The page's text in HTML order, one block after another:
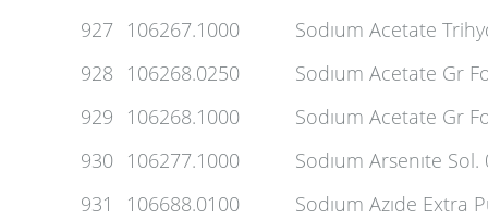
927 106267.1000
Sodıum Acetate
928
106268.0250
Sodıum Acetate Gr
929
106268.1000
Sodıum Acetate Gr
930 106277.1000
Sodıum Arsenıte
931
106688.0100
Sodıum Azıde Extra